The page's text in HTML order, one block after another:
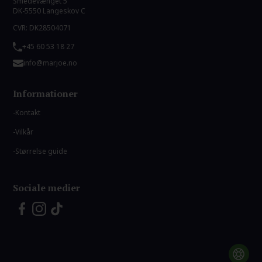
DK-5550 Langeskov C
CVR: DK28504071
+45 60 53 18 27
info@marjoe.no
Informationer
Kontakt
Vilkår
Størrelse guide
Sociale medier